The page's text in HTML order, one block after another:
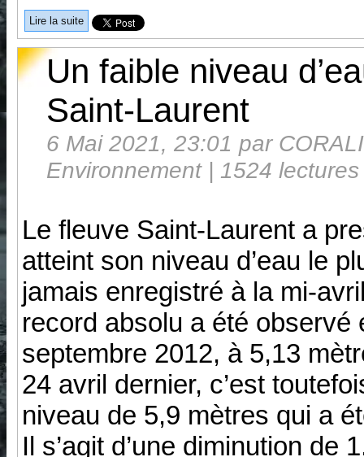
Lire la suite
Un faible niveau
Saint-Laurent
6 Mai 2021, 23:01 par
Environnement | 1524 lectures
Le fleuve Saint-Laurent a
atteint son niveau d’eau le
jamais enregistré à la mi-
record absolu a été observé
septembre 2012, à 5,13
24 avril dernier, c’est
niveau de 5,9 mètres qui a
Il s’agit d’une diminution de